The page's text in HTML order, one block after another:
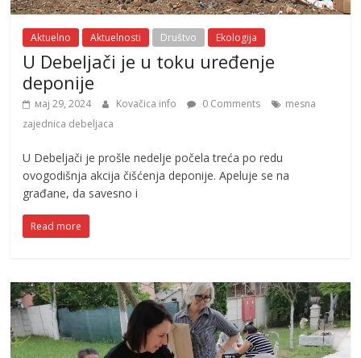
Aktuelno Aktuelnosti Društvo Ekologija
U Debeljači je u toku uređenje
deponije
мај 29, 2024 Kovačica info 0 Comments
mesna
zajednica debeljaca
U Debeljači je prošle nedelje počela treća po redu
ovogodišnja akcija čišćenja deponije. Apeluje se na
građane, da savesno i
Read more